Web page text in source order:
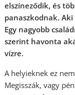
elszíneződik, és
panaszkodnak.
Egy nagyobb
szerint havonta
vízre.
A helyieknek ez
Megisszák, vagy